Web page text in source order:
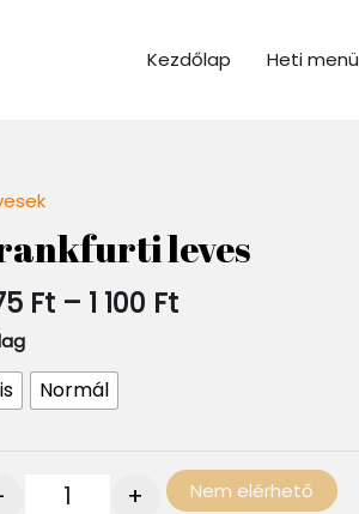
Kezdőlap Heti menü
leves
Ft – 1 100 Ft
-
1
100 Ft
Normál
+ Nem elérhető